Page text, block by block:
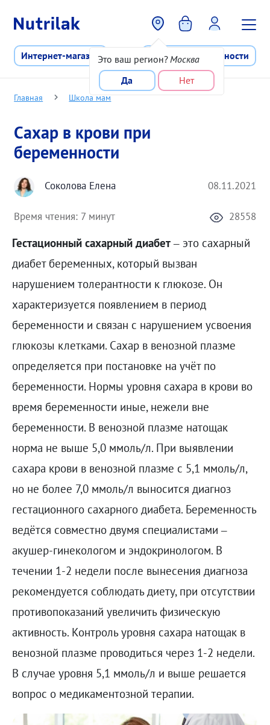
Это ваш регион? Москва
Да
Нет
Интернет-магазин Программа лояльности
Главная Школа мам
Сахар в крови при
беременности
Соколова Елена 08.11.2021
Время чтения: 7 минут 28558
Гестационный сахарный диабет– это сахарный
диабет беременных, который вызван
нарушением толерантности к глюкозе. Он
характеризуется появлением в период
беременности и связан с нарушением усвоения
глюкозы клетками. Сахар в венозной плазме
определяется при постановке на учёт по
беременности. Нормы уровня сахара в крови во
время беременности иные, нежели вне
беременности. В венозной плазме натощак
норма не выше 5,0 ммоль/л. При выявлении
сахара крови в венозной плазме с 5,1 ммоль/л,
но не более 7,0 ммоль/л выносится диагноз
гестационного сахарного диабета. Беременность
ведётся совместно двумя специалистами –
акушер-гинекологом и эндокринологом. В
течении 1-2 недели после вынесения диагноза
рекомендуется соблюдать диету, при отсутствии
противопоказаний увеличить физическую
активность. Контроль уровня сахара натощак в
венозной плазме проводиться через 1-2 недели.
В случае уровня 5,1 ммоль/л и выше решается
вопрос о медикаментозной терапии.